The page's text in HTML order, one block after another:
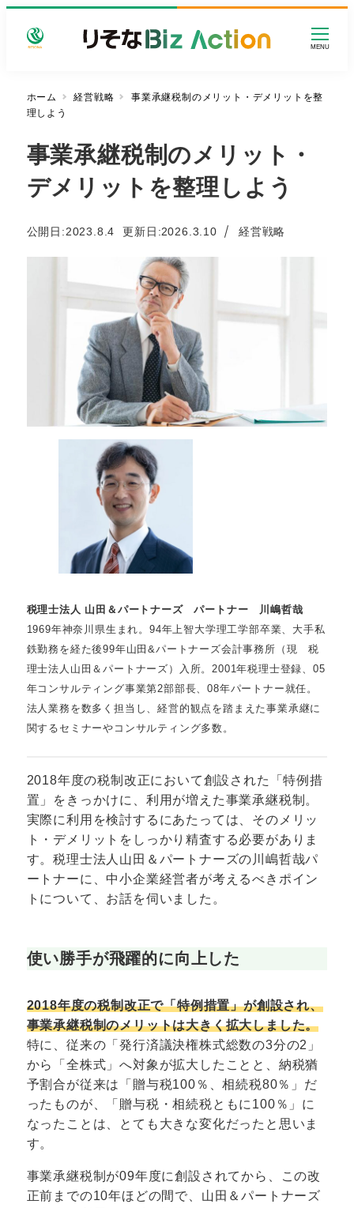
MENU
ホーム 経営戦略
事業承継税制のメリット・デメリットを整
理しよう
事業承継税制のメリット・
デメリットを整理しよう
公開日:
投稿日
2023.8.4 更新日 2026.3.10 カテゴリー
経営戦略
税理士法人 山田＆パートナーズ パートナー 川嶋哲哉
1969年神奈川県生まれ。94年上智大学理工学部卒業、大手私
鉄勤務を経た後99年山田&パートナーズ会計事務所（現 税
理士法人山田＆パートナーズ）入所。2001年税理士登録、05
年コンサルティング事業第2部部長、08年パートナー就任。
法人業務を数多く担当し、経営的観点を踏まえた事業承継に
関するセミナーやコンサルティング多数。
2018年度の税制改正において創設された「特例措
置」をきっかけに、利用が増えた事業承継税制。
実際に利用を検討するにあたっては、そのメリッ
ト・デメリットをしっかり精査する必要がありま
す。税理士法人山田＆パートナーズの川嶋哲哉パ
ートナーに、中小企業経営者が考えるべきポイン
トについて、お話を伺いました。
使い勝手が飛躍的に向上した
2018年度の税制改正で「特例措置」が創設され、
事業承継税制のメリットは大きく拡大しました。
特に、従来の「発行済議決権株式総数の3分の2」
から「全株式」へ対象が拡大したことと、納税猶
予割合が従来は「贈与税100％、相続税80％」だ
ったものが、「贈与税・相続税ともに100％」に
なったことは、とても大きな変化だったと思いま
す。
事業承継税制が09年度に創設されてから、この改
正前までの10年ほどの間で、山田＆パートナーズ